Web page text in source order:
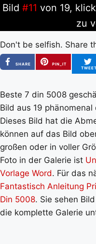
Bild #11 von 19,
zu
Don't be selfish. Share
SHARE
PIN_IT
TWEET
Beste 7 din 5008
Bild aus 19
Dieses Bild hat die
können auf das Bild
großen oder in voller
Foto in der Galerie ist
Vorlage Word. Für das
Fantastisch Anleitung
Din 5008. Sie sehen
die komplette Galerie